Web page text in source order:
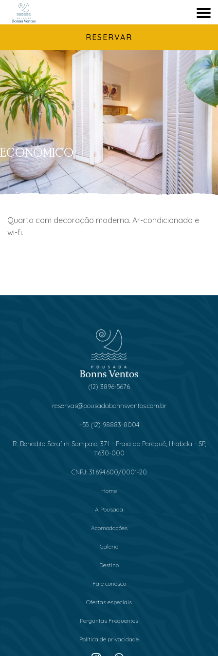
ECONÔMICO
RESERVAR
Quarto com decoração moderna. Ar-condicionado e
wi-fi.
(12) 3896-5676
reservas@pousadabonnsventos.com.br
+55 (12) 98883-8004
R. Benedito Serafim Sampaio, 371 - Praia do Perequê, Ilhabela - SP,
11630-000
CNPJ: 31.694.600/0001-20
Home
A Pousada
Acomodações
Galeria
Destino
Fale conosco
Ofertas especiais
Perguntas Frequentes
Política de privacidade